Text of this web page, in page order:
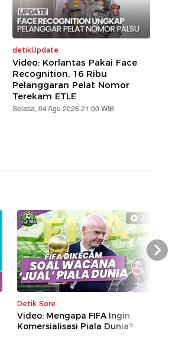
detikUpdate
Video: Korlantas Pakai Face
Recognition, 16 Ribu
Pelanggaran Pelat Nomor
Terekam ETLE
Selasa, 04 Agu 2026 21:00 WIB
22:14
Detik Sore
Video: Mengapa FIFA Ingin
Komersialisasi Piala Dunia?
Next